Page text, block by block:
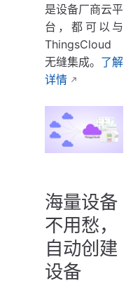
是设备厂商云平
台，都可以与
ThingsCloud
无缝集成。 了解
详情
海量设备
不用愁，
自动创建
设备